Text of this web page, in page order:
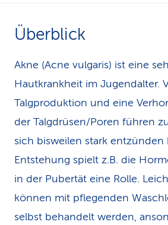
Überblick
Akne (Acne vulgaris) ist eine
Hautkrankheit im Jugendalter.
Talgproduktion und eine
der Talgdrüsen/Poren führen
sich bisweilen stark entzünden
Entstehung spielt z.B. die
in der Pubertät eine Rolle.
können mit pflegenden
selbst behandelt werden,